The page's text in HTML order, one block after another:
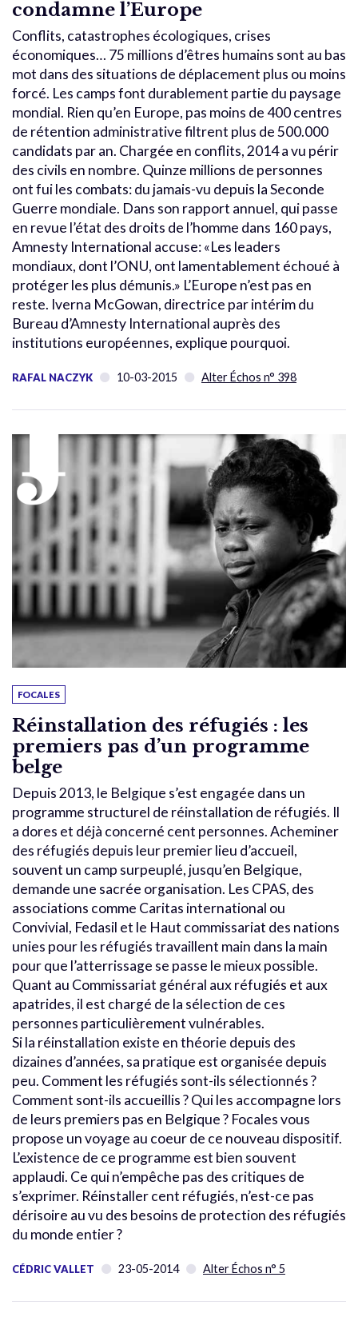
condamne l’Europe
Conflits, catastrophes écologiques, crises
économiques… 75 millions d’êtres humains sont au bas
mot dans des situations de déplacement plus ou moins
forcé. Les camps font durablement partie du paysage
mondial. Rien qu’en Europe, pas moins de 400 centres
de rétention administrative filtrent plus de 500.000
candidats par an. Chargée en conflits, 2014 a vu périr
des civils en nombre. Quinze millions de personnes
ont fui les combats: du jamais-vu depuis la Seconde
Guerre mondiale. Dans son rapport annuel, qui passe
en revue l’état des droits de l’homme dans 160 pays,
Amnesty International accuse: «Les leaders
mondiaux, dont l’ONU, ont lamentablement échoué à
protéger les plus démunis.» L’Europe n’est pas en
reste. Iverna McGowan, directrice par intérim du
Bureau d’Amnesty International auprès des
institutions européennes, explique pourquoi.
RAFAL NACZYK 10-03-2015 Alter Échos n° 398
FOCALES
Réinstallation des réfugiés : les
premiers pas d’un programme
belge
Depuis 2013, le Belgique s’est engagée dans un
programme structurel de réinstallation de réfugiés. Il
a dores et déjà concerné cent personnes. Acheminer
des réfugiés depuis leur premier lieu d’accueil,
souvent un camp surpeuplé, jusqu’en Belgique,
demande une sacrée organisation. Les CPAS, des
associations comme Caritas international ou
Convivial, Fedasil et le Haut commissariat des nations
unies pour les réfugiés travaillent main dans la main
pour que l’atterrissage se passe le mieux possible.
Quant au Commissariat général aux réfugiés et aux
apatrides, il est chargé de la sélection de ces
personnes particulièrement vulnérables.
Si la réinstallation existe en théorie depuis des
dizaines d’années, sa pratique est organisée depuis
peu. Comment les réfugiés sont-ils sélectionnés ?
Comment sont-ils accueillis ? Qui les accompagne lors
de leurs premiers pas en Belgique ? Focales vous
propose un voyage au coeur de ce nouveau dispositif.
L’existence de ce programme est bien souvent
applaudi. Ce qui n’empêche pas des critiques de
s’exprimer. Réinstaller cent réfugiés, n’est-ce pas
dérisoire au vu des besoins de protection des réfugiés
du monde entier ?
CÉDRIC VALLET 23-05-2014 Alter Échos n° 5